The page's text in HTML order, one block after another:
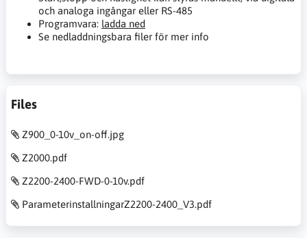
och analoga ingångar eller RS-485
Programvara: ladda ned
Se nedladdningsbara filer för mer info
Files
Z900_0-10v_on-off.jpg
Z2000.pdf
Z2200-2400-FWD-0-10v.pdf
ParameterinstallningarZ2200-2400_V3.pdf